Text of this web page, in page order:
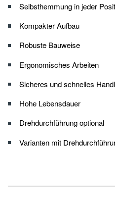
Selbsthemmung in jeder
Kompakter Aufbau
Robuste Bauweise
Ergonomisches Arbeiten
Sicheres und schnelles
Hohe Lebensdauer
Drehdurchführung optional
Varianten mit